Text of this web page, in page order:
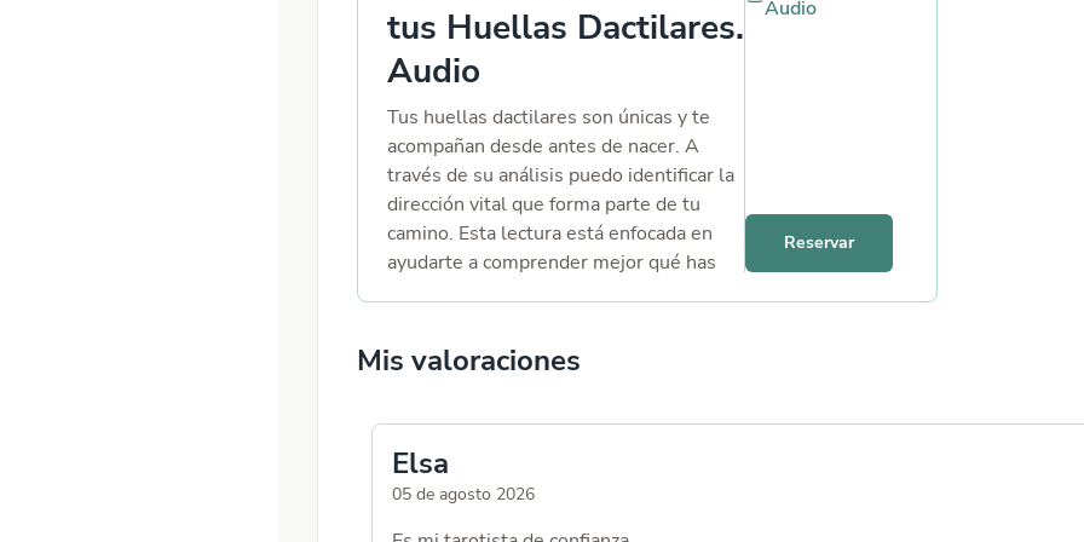
tus Huellas Dactilares.
Audio
Tus huellas dactilares son únicas y te
acompañan desde antes de nacer. A
través de su análisis puedo identificar la
dirección vital que forma parte de tu
camino. Esta lectura está enfocada en
ayudarte a comprender mejor qué has
con tu esencia.
Audio
Reservar
Mis valoraciones
Elsa
05 de agosto 2026